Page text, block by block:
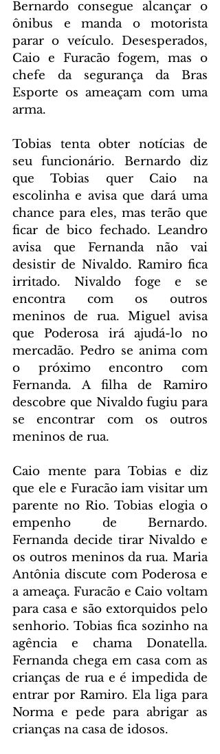
Bernardo consegue alcançar o
ônibus e manda o motorista
parar o veículo. Desesperados,
Caio e Furacão fogem, mas o
chefe da segurança da Bras
Esporte os ameaçam com uma
arma.
Tobias tenta obter notícias de
seu funcionário. Bernardo diz
que Tobias quer Caio na
escolinha e avisa que dará uma
chance para eles, mas terão que
ficar de bico fechado. Leandro
avisa que Fernanda não vai
desistir de Nivaldo. Ramiro fica
irritado. Nivaldo foge e se
encontra com os outros
meninos de rua. Miguel avisa
que Poderosa irá ajudá-lo no
mercadão. Pedro se anima com
o próximo encontro com
Fernanda. A filha de Ramiro
descobre que Nivaldo fugiu para
se encontrar com os outros
meninos de rua.
Caio mente para Tobias e diz
que ele e Furacão iam visitar um
parente no Rio. Tobias elogia o
empenho de Bernardo.
Fernanda decide tirar Nivaldo e
os outros meninos da rua. Maria
Antônia discute com Poderosa e
a ameaça. Furacão e Caio voltam
para casa e são extorquidos pelo
senhorio. Tobias fica sozinho na
agência e chama Donatella.
Fernanda chega em casa com as
crianças de rua e é impedida de
entrar por Ramiro. Ela liga para
Norma e pede para abrigar as
crianças na casa de idosos.